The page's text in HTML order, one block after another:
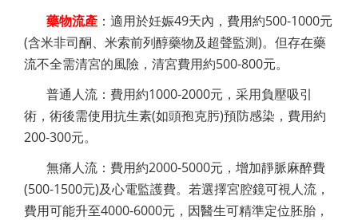
藥物流產 ：適用於妊娠49天內，費用約500-1000元
(含米非司酮、米索前列醇藥物及超聲監測)。但存在藥
流不全需清宮的風險，清宮費用約500-800元。
普通人流：費用約1000-2000元，采用負壓吸引
術，術後需使用抗生素(如頭孢克肟)預防感染，費用約
200-300元。
無痛人流：費用約2000-5000元，增加靜脈麻醉費
(500-1500元)及心電監護費。若選擇宮腔鏡可視人流，
費用可能升至4000-6000元，因醫生可精準定位胚胎，